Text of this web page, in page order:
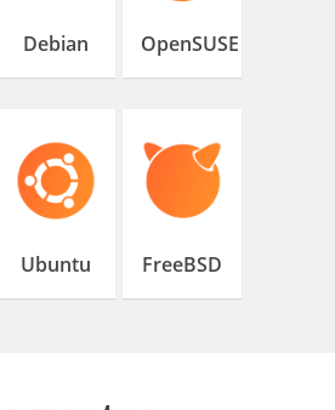
Debian OpenSUSE
Ubuntu FreeBSD